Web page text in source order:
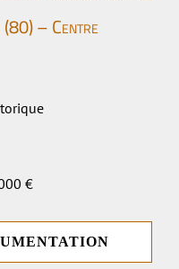
(80) – Centre
€